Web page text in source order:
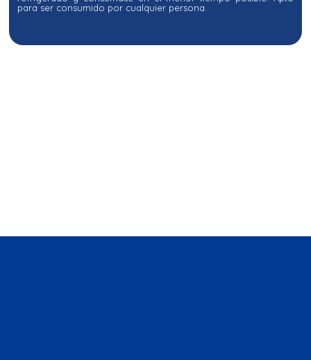
para ser consumido por cualquier persona.